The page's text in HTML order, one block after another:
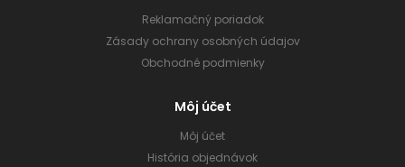
Reklamačný poriadok
Zásady ochrany osobných údajov
Obchodné podmienky
Môj účet
Môj účet
História objednávok